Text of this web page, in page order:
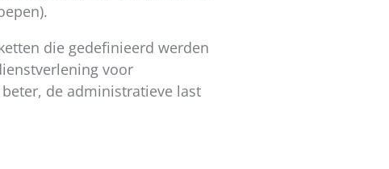
die gedefinieerd werden
voor
de administratieve last